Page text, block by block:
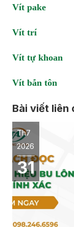
Vít pake
Vít trí
Vít tự khoan
Vít bắn tôn
Bài viết liên
Th7
2026
31